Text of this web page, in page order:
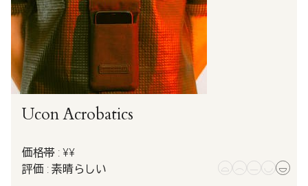
Ucon Acrobatics
価格帯 : ¥¥
評価 : 素晴らしい